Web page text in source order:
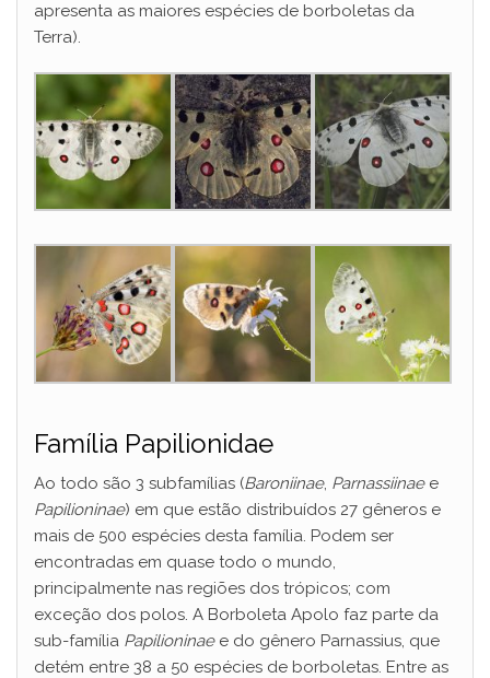
apresenta as maiores espécies de borboletas da
Terra).
Família Papilionidae
Ao todo são 3 subfamílias (Baroniinae, Parnassiinaee
Papilioninae) em que estão distribuídos 27 gêneros e
mais de 500 espécies desta família. Podem ser
encontradas em quase todo o mundo,
principalmente nas regiões dos trópicos; com
exceção dos polos. A Borboleta Apolo faz parte da
sub-família Papilioninaee do gênero Parnassius, que
detém entre 38 a 50 espécies de borboletas. Entre as